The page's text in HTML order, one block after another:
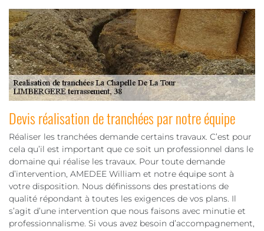
Devis réalisation de tranchées par notre équipe
Réaliser les tranchées demande certains travaux. C’est pour
cela qu’il est important que ce soit un professionnel dans le
domaine qui réalise les travaux. Pour toute demande
d’intervention, AMEDEE William et notre équipe sont à
votre disposition. Nous définissons des prestations de
qualité répondant à toutes les exigences de vos plans. Il
s’agit d’une intervention que nous faisons avec minutie et
professionnalisme. Si vous avez besoin d’accompagnement,